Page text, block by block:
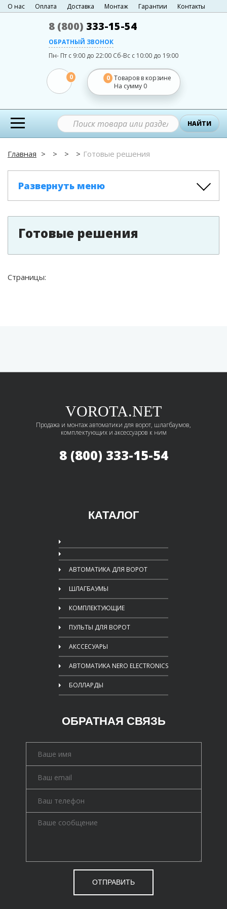
О нас Оплата Доставка Монтаж Гарантии Контакты
8 (800) 333-15-54
ОБРАТНЫЙ ЗВОНОК
Пн- Пт с 9:00 до 22:00 Сб-Вс с 10:00 до 19:00
0 0 Товаров в корзине
На сумму 0
НАЙТИ
Главная Готовые решения
Развернуть меню
Готовые решения
Страницы:
VOROTA.NET
Продажа и монтаж автоматики для ворот, шлагбаумов,
комплектующих и аксессуаров к ним
8 (800) 333-15-54
КАТАЛОГ
АВТОМАТИКА ДЛЯ ВОРОТ
ШЛАГБАУМЫ
КОМПЛЕКТУЮЩИЕ
ПУЛЬТЫ ДЛЯ ВОРОТ
АКССЕСУАРЫ
АВТОМАТИКА NERO ELECTRONICS
БОЛЛАРДЫ
ОБРАТНАЯ СВЯЗЬ
ОТПРАВИТЬ